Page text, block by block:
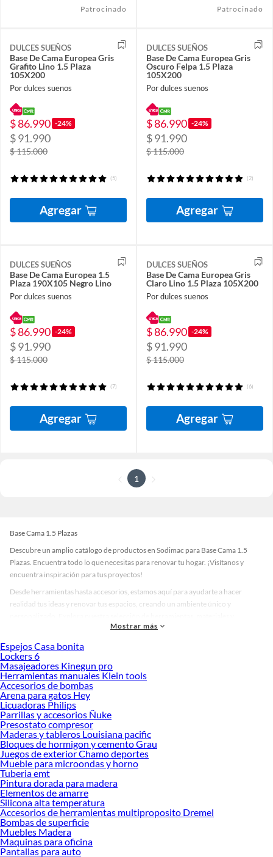
Patrocinado Patrocinado
DULCES SUEÑOS
Base De Cama Europea Gris
Grafito Lino 1.5 Plaza
105X200
Por dulces suenos
$ 86.990 -24%
$ 91.990
$ 115.000
(5)
Agregar
DULCES SUEÑOS
Base De Cama Europea Gris
Oscuro Felpa 1.5 Plaza
105X200
Por dulces suenos
$ 86.990 -24%
$ 91.990
$ 115.000
(2)
Agregar
DULCES SUEÑOS
Base De Cama Europea 1.5
Plaza 190X105 Negro Lino
Por dulces suenos
$ 86.990 -24%
$ 91.990
$ 115.000
(7)
Agregar
DULCES SUEÑOS
Base De Cama Europea Gris
Claro Lino 1.5 Plaza 105X200
Por dulces suenos
$ 86.990 -24%
$ 91.990
$ 115.000
(6)
Agregar
1
Base Cama 1.5 Plazas
Descubre un amplio catálogo de productos en Sodimac para Base Cama 1.5
Plazas. Encuentra todo lo que necesitas para renovar tu hogar. ¡Visítanos y
encuentra inspiración para tus proyectos!
Desde herramientas hasta accesorios, estamos aquí para ayudarte a hacer
realidad tus ideas y renovar tus espacios, creando un ambiente único y
accesorios de calidad que te ayudarán a crear un espacio más tú.
Desde remodelaciones hasta proyectos de decoración, estamos aquí para hacer
tus ideas realidad. ¡Visítanos y encuentra todo lo que tenemos para ofrecerte en
Base Cama 1.5 Plazas!
Explora la variedad de productos de Base Cama 1.5 Plazas en Sodimac
Herramientas, materiales y accesorios de calidad para tus proyectos y
renovación de espacios. ¡Visítanos y descubre todo lo que tenemos para
ofrecerte!
Encuentra una amplia variedad de productos de Base Cama 1.5 Plazas en
Sodimac. Encuentra todo lo necesario para tus proyectos de renovación y
decoración. ¡Visítanos y haz tus ideas realidad!
Mostrar más
Espejos Casa bonita
Lockers 6
Masajeadores Kinegun pro
Herramientas manuales Klein tools
Accesorios de bombas
Arena para gatos Hey
Licuadoras Philips
Parrillas y accesorios Ñuke
Presostato compresor
Maderas y tableros Louisiana pacific
Bloques de hormigon y cemento Grau
Juegos de exterior Chamo deportes
Mueble para microondas y horno
Tuberia emt
Pintura dorada para madera
Elementos de amarre
Silicona alta temperatura
Accesorios de herramientas multiproposito Dremel
Bombas de superficie
Muebles Madera
Maquinas para oficina
Pantallas para auto